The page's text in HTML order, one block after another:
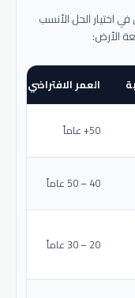
اختيار الحل الأنسب
الأرض:
العمر الافتراضي
50+ عاماً
40 – 50 عاماً
20 – 30 عاماً